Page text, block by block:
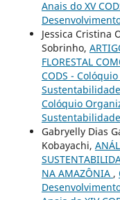
Anais do XV
Jessica Cristina
Sobrinho,
FLORESTAL
CODS -
Colóquio
Sustentabilidade
Gabryelly Dias
Kobayachi,
NA AMAZÔNIA ,